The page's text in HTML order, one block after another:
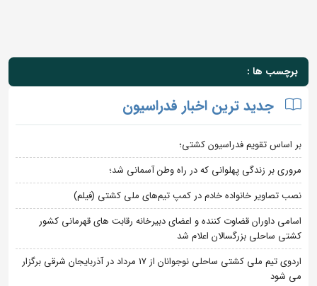
برچسب ها :
جدید ترین اخبار فدراسیون
بر اساس تقویم فدراسیون کشتی؛
مروری بر زندگی پهلوانی که در راه وطن آسمانی شد؛
نصب تصاویر خانواده خادم در کمپ تیم‌های ملی کشتی (فیلم)
اسامی داوران قضاوت کننده و اعضای دبیرخانه رقابت های قهرمانی کشور
کشتی ساحلی بزرگسالان اعلام شد
اردوی تیم ملی کشتی ساحلی نوجوانان از 17 مرداد در آذربایجان شرقی برگزار
می شود